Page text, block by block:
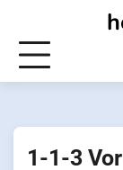
content
1-1-3